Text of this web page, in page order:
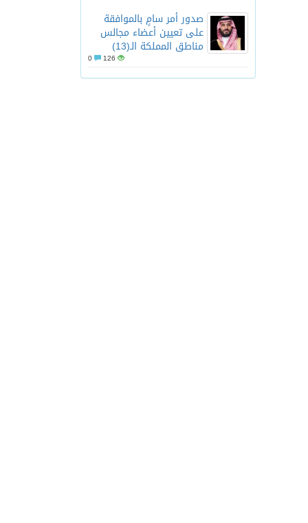
صدور أمر سامٍ بالموافقة
على تعيين أعضاء مجالس
مناطق المملكة الـ(13)
126